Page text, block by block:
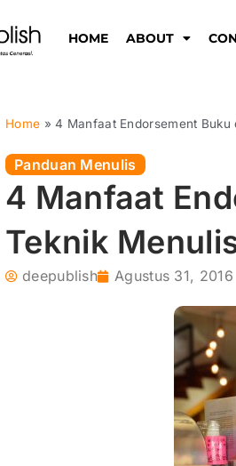
HOME ABOUT
Home »4 Manfaat Endorsement Buku
Panduan Menulis
4 Manfaat
Teknik
deepublish Agustus 31, 2016